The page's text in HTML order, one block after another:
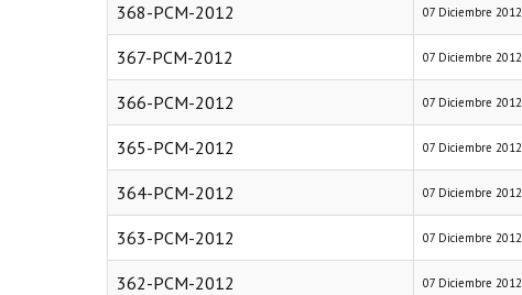
368-PCM-2012 07 Diciembre 2012
367-PCM-2012 07 Diciembre 2012
366-PCM-2012 07 Diciembre 2012
365-PCM-2012 07 Diciembre 2012
364-PCM-2012 07 Diciembre 2012
363-PCM-2012 07 Diciembre 2012
362-PCM-2012 07 Diciembre 2012